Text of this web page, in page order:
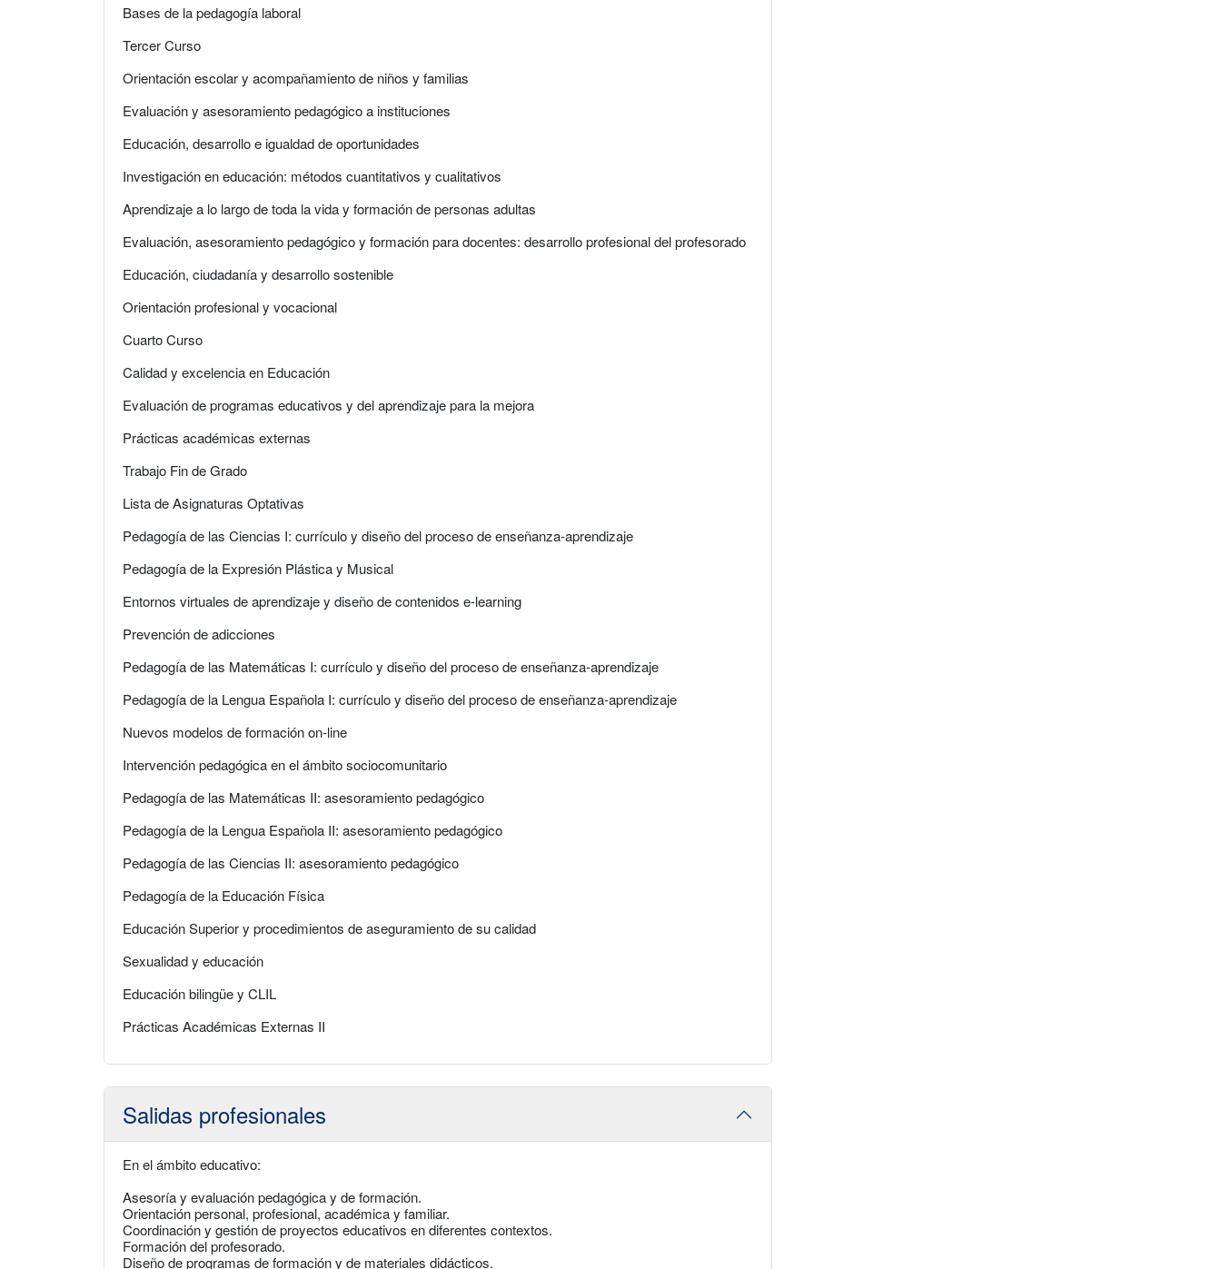
Bases de la pedagogía laboral
Tercer Curso
Orientación escolar y acompañamiento de niños y familias
Evaluación y asesoramiento pedagógico a instituciones
Educación, desarrollo e igualdad de oportunidades
Investigación en educación: métodos cuantitativos y cualitativos
Aprendizaje a lo largo de toda la vida y formación de personas adultas
Evaluación, asesoramiento pedagógico y formación para docentes: desarrollo profesional del profesorado
Educación, ciudadanía y desarrollo sostenible
Orientación profesional y vocacional
Cuarto Curso
Calidad y excelencia en Educación
Evaluación de programas educativos y del aprendizaje para la mejora
Prácticas académicas externas
Trabajo Fin de Grado
Lista de Asignaturas Optativas
Pedagogía de las Ciencias I: currículo y diseño del proceso de enseñanza-aprendizaje
Pedagogía de la Expresión Plástica y Musical
Entornos virtuales de aprendizaje y diseño de contenidos e-learning
Prevención de adicciones
Pedagogía de las Matemáticas I: currículo y diseño del proceso de enseñanza-aprendizaje
Pedagogía de la Lengua Española I: currículo y diseño del proceso de enseñanza-aprendizaje
Nuevos modelos de formación on-line
Intervención pedagógica en el ámbito sociocomunitario
Pedagogía de las Matemáticas II: asesoramiento pedagógico
Pedagogía de la Lengua Española II: asesoramiento pedagógico
Pedagogía de las Ciencias II: asesoramiento pedagógico
Pedagogía de la Educación Física
Educación Superior y procedimientos de aseguramiento de su calidad
Sexualidad y educación
Educación bilingüe y CLIL
Prácticas Académicas Externas II
Salidas profesionales
En el ámbito educativo:
Asesoría y evaluación pedagógica y de formación.
Orientación personal, profesional, académica y familiar.
Coordinación y gestión de proyectos educativos en diferentes contextos.
Formación del profesorado.
Diseño de programas de formación y de materiales didácticos.